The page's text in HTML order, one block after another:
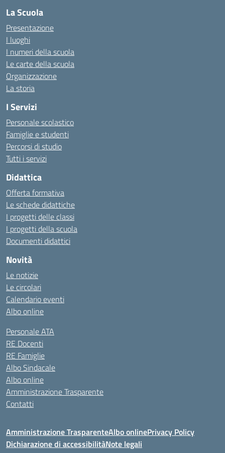
La Scuola
Presentazione
I luoghi
I numeri della scuola
Le carte della scuola
Organizzazione
La storia
I Servizi
Personale scolastico
Famiglie e studenti
Percorsi di studio
Tutti i servizi
Didattica
Offerta formativa
Le schede didattiche
I progetti delle classi
I progetti della scuola
Documenti didattici
Novità
Le notizie
Le circolari
Calendario eventi
Albo online
Personale ATA
RE Docenti
RE Famiglie
Albo Sindacale
Albo online
Amministrazione Trasparente
Contatti
Amministrazione TrasparenteAlbo onlinePrivacy Policy
Dichiarazione di accessibilitàNote legali